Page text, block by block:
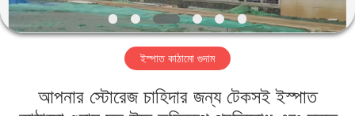
ভিআর
শো
আমাদের
ইস্পাত কাঠামো গুদাম
আপনার স্টোরেজ চাহিদার জন্য টেকসই ইস্পাত